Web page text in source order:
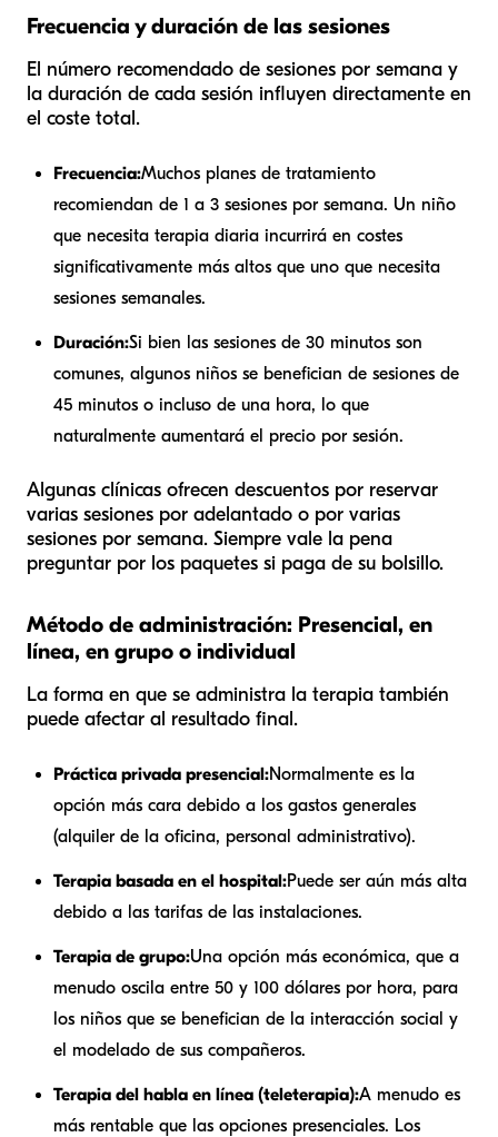
Frecuencia y duración de las sesiones
El número recomendado de sesiones por semana y
la duración de cada sesión influyen directamente en
el coste total.
Frecuencia:Muchos planes de tratamiento
recomiendan de 1 a 3 sesiones por semana. Un niño
que necesita terapia diaria incurrirá en costes
significativamente más altos que uno que necesita
sesiones semanales.
Duración:Si bien las sesiones de 30 minutos son
comunes, algunos niños se benefician de sesiones de
45 minutos o incluso de una hora, lo que
naturalmente aumentará el precio por sesión.
Algunas clínicas ofrecen descuentos por reservar
varias sesiones por adelantado o por varias
sesiones por semana. Siempre vale la pena
preguntar por los paquetes si paga de su bolsillo.
Método de administración: Presencial, en
línea, en grupo o individual
La forma en que se administra la terapia también
puede afectar al resultado final.
Práctica privada presencial:Normalmente es la
opción más cara debido a los gastos generales
(alquiler de la oficina, personal administrativo).
Terapia basada en el hospital:Puede ser aún más alta
debido a las tarifas de las instalaciones.
Terapia de grupo:Una opción más económica, que a
menudo oscila entre 50 y 100 dólares por hora, para
los niños que se benefician de la interacción social y
el modelado de sus compañeros.
Terapia del habla en línea (teleterapia):A menudo es
más rentable que las opciones presenciales. Los